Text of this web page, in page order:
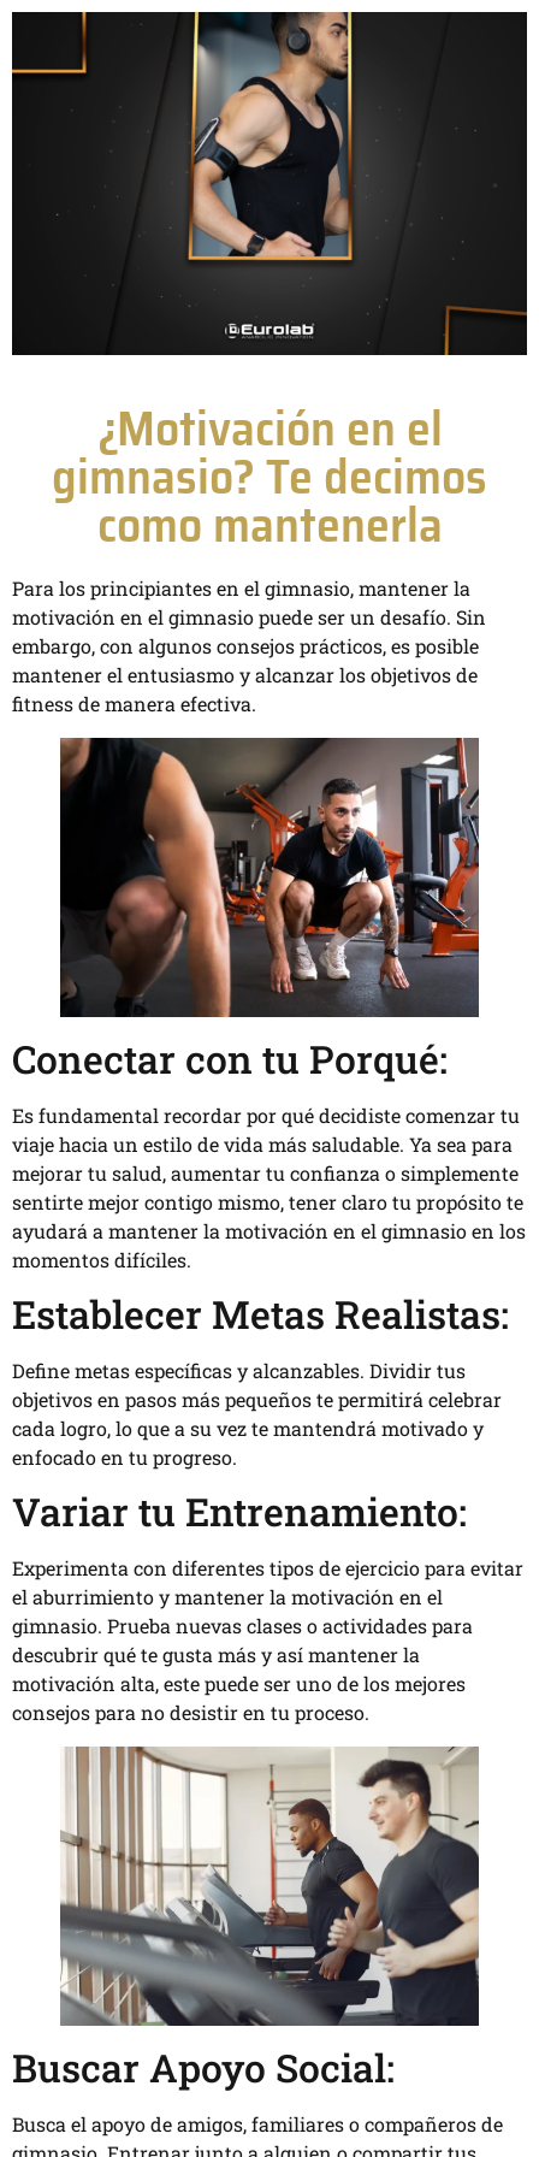
¿Motivación en el
gimnasio? Te decimos
como mantenerla
Para los principiantes en el gimnasio, mantener la
motivación en el gimnasio puede ser un desafío. Sin
embargo, con algunos consejos prácticos, es posible
mantener el entusiasmo y alcanzar los objetivos de
fitness de manera efectiva.
Conectar con tu Porqué:
Es fundamental recordar por qué decidiste comenzar tu
viaje hacia un estilo de vida más saludable. Ya sea para
mejorar tu salud, aumentar tu confianza o simplemente
sentirte mejor contigo mismo, tener claro tu propósito te
ayudará a mantener la motivación en el gimnasio en los
momentos difíciles.
Establecer Metas Realistas:
Define metas específicas y alcanzables. Dividir tus
objetivos en pasos más pequeños te permitirá celebrar
cada logro, lo que a su vez te mantendrá motivado y
enfocado en tu progreso.
Variar tu Entrenamiento:
Experimenta con diferentes tipos de ejercicio para evitar
el aburrimiento y mantener la motivación en el
gimnasio. Prueba nuevas clases o actividades para
descubrir qué te gusta más y así mantener la
motivación alta, este puede ser uno de los mejores
consejos para no desistir en tu proceso.
Buscar Apoyo Social:
Busca el apoyo de amigos, familiares o compañeros de